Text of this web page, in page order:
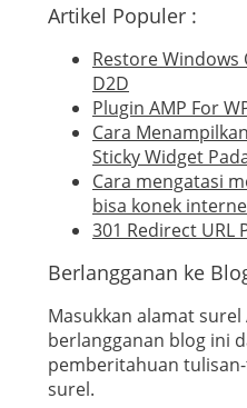
Artikel Populer :
Restore Windows
D2D
Plugin AMP For
Cara
Sticky Widget
Cara mengatasi
bisa konek
301 Redirect URL
Berlangganan ke
Masukkan alamat
berlangganan blog ini
pemberitahuan
surel.